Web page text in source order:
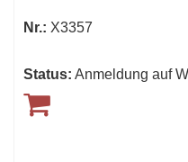
Nr.: X3357
Status: Anmeldung auf